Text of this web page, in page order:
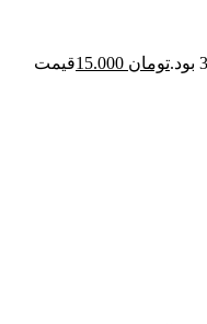
تومان
قیمت